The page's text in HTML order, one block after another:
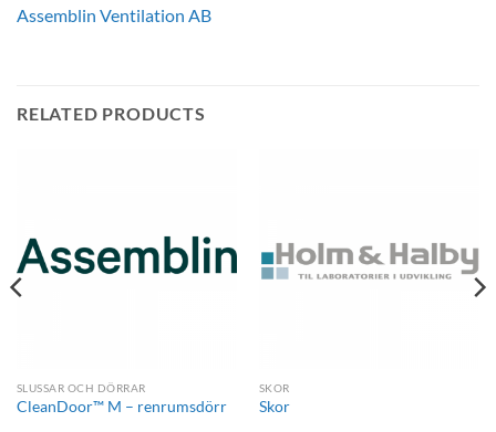
Assemblin Ventilation AB
RELATED PRODUCTS
SLUSSAR OCH DÖRRAR
CleanDoor™ M – renrumsdörr
SKOR
Skor